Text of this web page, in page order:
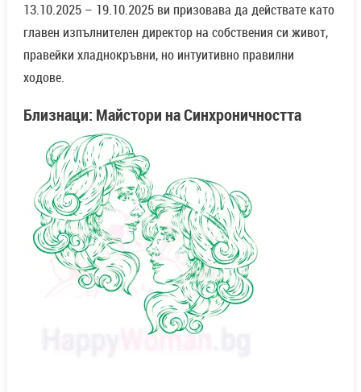
13.10.2025 – 19.10.2025 ви призовава да действате като
главен изпълнителен директор на собствения си живот,
правейки хладнокръвни, но интуитивно правилни
ходове.
Близнаци: Майстори на Синхроничността